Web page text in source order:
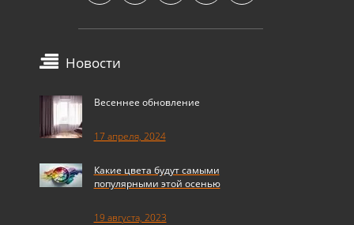
Новости
Весеннее обновление
17 апреля, 2024
Какие цвета будут самыми
популярными этой осенью
19 августа, 2023